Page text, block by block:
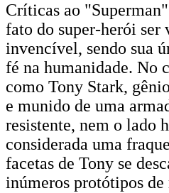
Críticas ao
fato do super-herói ser
invencível, sendo sua
fé na humanidade. No
como Tony Stark,
e munido de uma
resistente, nem o lado
considerada uma
facetas de Tony se
inúmeros protótipos de